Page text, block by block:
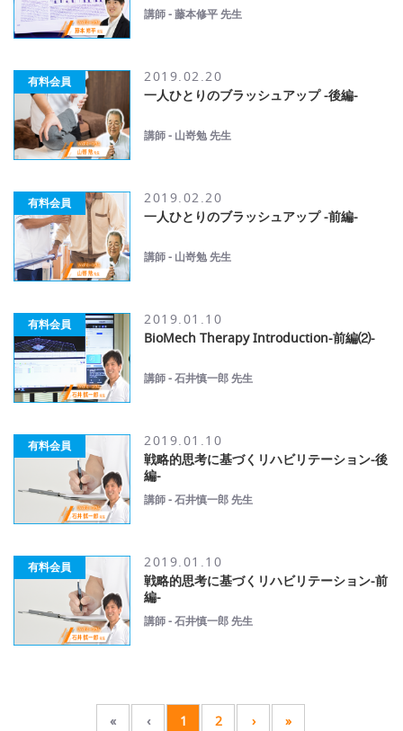
講師 - 藤本修平 先生
有料会員
2019.02.20
一人ひとりのブラッシュアップ -後編-
講師 - 山嵜勉 先生
有料会員
2019.02.20
一人ひとりのブラッシュアップ -前編-
講師 - 山嵜勉 先生
有料会員
2019.01.10
BioMech Therapy Introduction-前編⑵-
講師 - 石井慎一郎 先生
有料会員
2019.01.10
戦略的思考に基づくリハビリテーション-後
編-
講師 - 石井慎一郎 先生
有料会員
2019.01.10
戦略的思考に基づくリハビリテーション-前
編-
講師 - 石井慎一郎 先生
« ‹ 1 2 › »